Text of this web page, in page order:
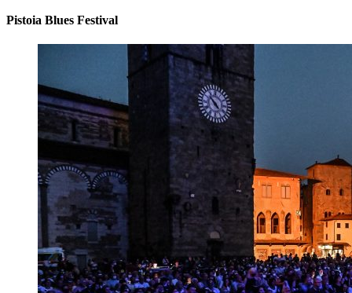
Pistoia Blues Festival